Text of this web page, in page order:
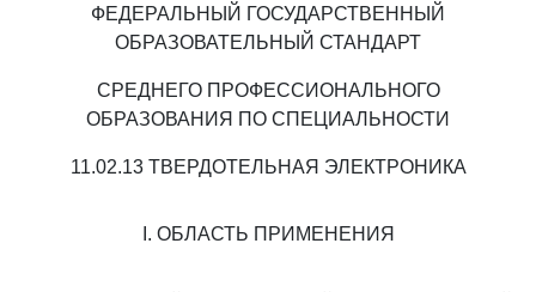
ФЕДЕРАЛЬНЫЙ ГОСУДАРСТВЕННЫЙ
ОБРАЗОВАТЕЛЬНЫЙ СТАНДАРТ
СРЕДНЕГО ПРОФЕССИОНАЛЬНОГО
ОБРАЗОВАНИЯ ПО СПЕЦИАЛЬНОСТИ
11.02.13 ТВЕРДОТЕЛЬНАЯ ЭЛЕКТРОНИКА
I. ОБЛАСТЬ ПРИМЕНЕНИЯ